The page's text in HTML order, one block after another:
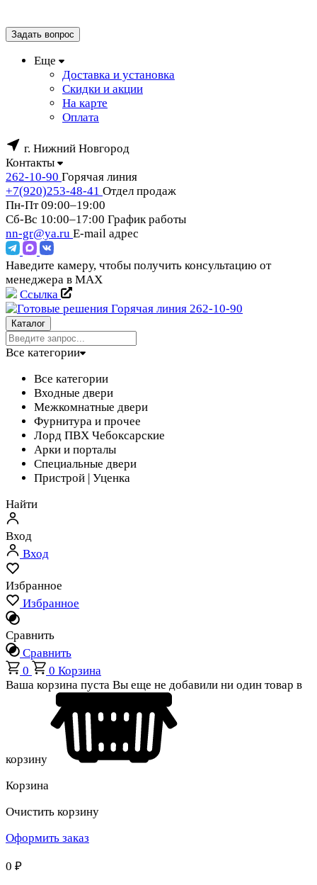
Задать вопрос
Еще
Доставка и установка
Скидки и акции
На карте
Оплата
г. Нижний Новгород
Контакты
262-10-90 Горячая линия
+7(920)253-48-41 Отдел продаж
Пн-Пт 09:00–19:00
Сб-Вс 10:00–17:00 График работы
nn-gr@ya.ru E-mail адрес
Наведите камеру, чтобы получить консультацию от
менеджера в MAX
Ссылка
Горячая линия 262-10-90
Каталог
Все категории
Все категории
Входные двери
Межкомнатные двери
Фурнитура и прочее
Лорд ПВХ Чебоксарские
Арки и порталы
Специальные двери
Пристрой | Уценка
Найти
Вход
Вход
Избранное
Избранное
Сравнить
Сравнить
0
0 Корзина
Ваша корзина пуста Вы еще не добавили ни один товар в
корзину
Корзина
Очистить корзину
Оформить заказ
0 ₽